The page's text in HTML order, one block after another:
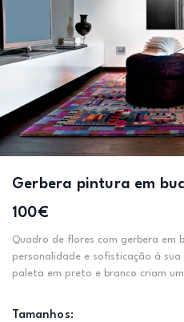
Gerbera pintura em
100€
Quadro de flores com gerbera em
personalidade e sofisticação à sua
paleta em preto e branco criam
Tamanhos: